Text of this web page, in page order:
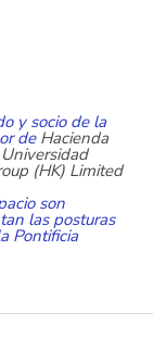
y socio de la
de Hacienda
(HK) Limited
son
las posturas
Pontificia